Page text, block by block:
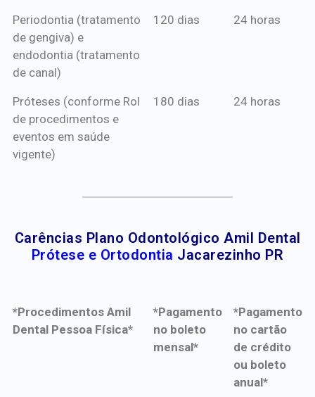
Periodontia (tratamento
de gengiva) e
endodontia (tratamento
de canal)
120 dias 24 horas
Próteses (conforme Rol
de procedimentos e
eventos em saúde
vigente)
180 dias 24 horas
Carências Plano Odontológico Amil Dental
Prótese e Ortodontia Jacarezinho PR
*Procedimentos Amil
Dental Pessoa Física*
*Pagamento
no boleto
mensal*
*Pagamento
no cartão
de crédito
ou boleto
anual*